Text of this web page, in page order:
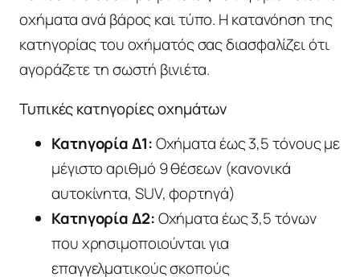
οχήματα ανά βάρος και τύπο. Η κατανόηση της
κατηγορίας του οχήματός σας διασφαλίζει ότι
αγοράζετε τη σωστή βινιέτα.
Τυπικές κατηγορίες οχημάτων
Κατηγορία Δ1:Οχήματα έως 3,5 τόνους με
μέγιστο αριθμό 9 θέσεων (κανονικά
αυτοκίνητα, SUV, φορτηγά)
Κατηγορία Δ2:Οχήματα έως 3,5 τόνων
που χρησιμοποιούνται για
επαγγελματικούς σκοπούς